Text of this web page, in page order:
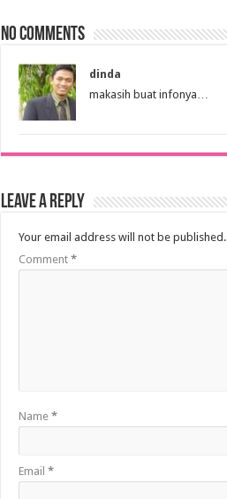
No comments
dinda
makasih buat infonya…
Leave a Reply
Your email address will not be published.
Comment *
Name *
Email *